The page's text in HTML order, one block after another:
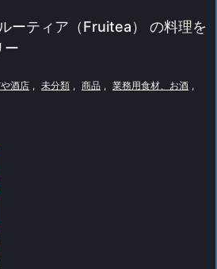
ーティア（Fruitea） の料理を
ー
酒店 , 未分類 , 商品 , 業務用食材、お酒 ,